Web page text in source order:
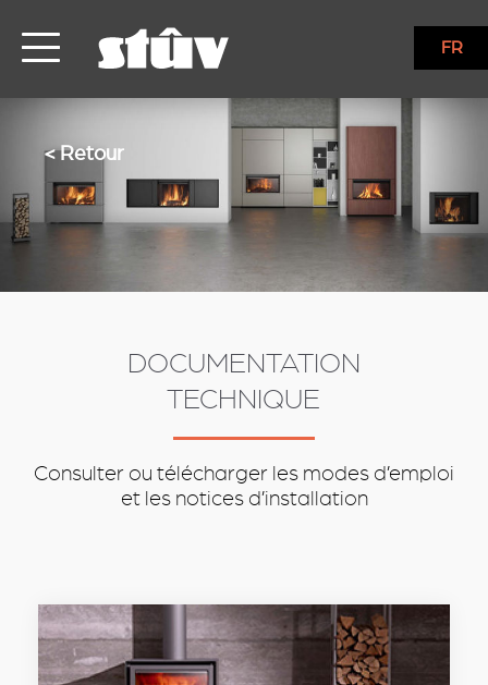
FR
< Retour
DOCUMENTATION
TECHNIQUE
Consulter ou télécharger les modes d’emploi
et les notices d’installation